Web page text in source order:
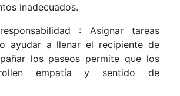
inadecuados.
: Asignar tareas
ayudar a llenar el recipiente de
los paseos permite que los
empatía y sentido de